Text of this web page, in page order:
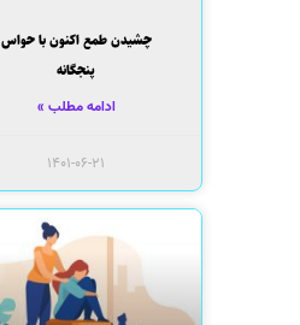
چشیدن طمع اکنون با حواس
پنجگانه
ادامه مطلب »
۱۴۰۱-۰۶-۲۱